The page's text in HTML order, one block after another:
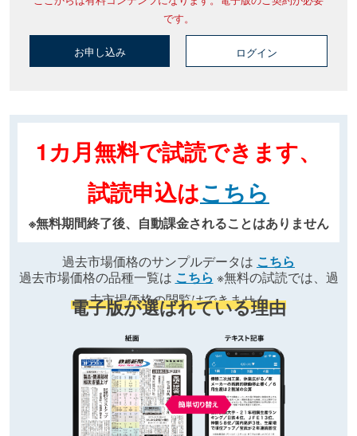
です。
お申し込み ログイン
1カ月無料で試読できます、
試読申込はこちら
※無料期間終了後、自動課金されることはありません
過去市場価格のサンプルデータは こちら
過去市場価格の品種一覧は こちら ※無料の試読では、過
去市場価格の閲覧はできません
電子版が選ばれている理由